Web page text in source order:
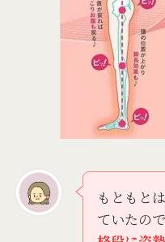
もともと
ていたので